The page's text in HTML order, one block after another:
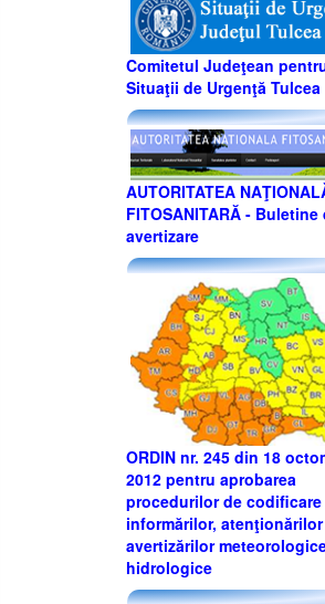
Comitetul Judeţean
Situaţii de Urgenţă Tulcea
AUTORITATEA
FITOSANITARĂ - Buletine
avertizare
ORDIN nr. 245 din 18
2012 pentru aprobarea
procedurilor de codificare
informărilor,
avertizărilor
hidrologice